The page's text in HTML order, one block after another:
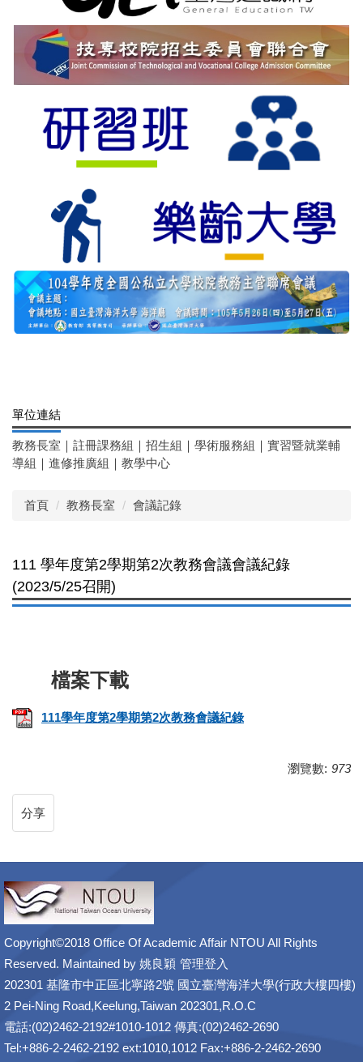
單位連結
教務長室 ｜ 註冊課務組 ｜ 招生組 ｜ 學術服務組 ｜ 實習暨就業輔
導組 ｜ 進修推廣組 ｜ 教學中心
首頁 教務長室 會議記錄
111 學年度第2學期第2次教務會議會議紀錄
(2023/5/25召開)
111學年度第2學期第2次教務會議紀錄
瀏覽數: 973
分享
Copyright©2018 Office Of Academic Affair NTOU All Rights
Reserved. Maintained by 姚良穎 管理登入
202301 基隆市中正區北寧路2號 國立臺灣海洋大學(行政大樓四樓)
2 Pei-Ning Road,Keelung,Taiwan 202301,R.O.C
電話:(02)2462-2192#1010-1012 傳真:(02)2462-2690
Tel:+886-2-2462-2192 ext:1010,1012 Fax:+886-2-2462-2690